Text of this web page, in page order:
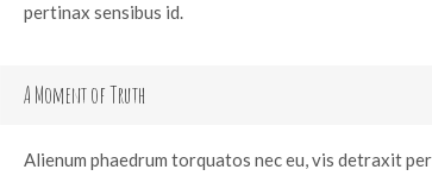
pertinax sensibus id.
A Moment of Truth
Alienum phaedrum torquatos nec eu, vis detraxit